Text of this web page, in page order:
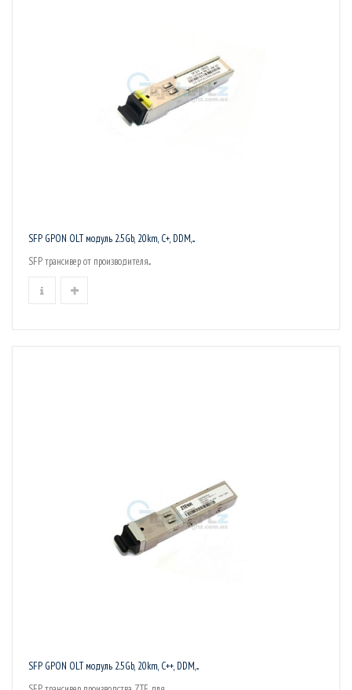
SFP GPON OLT модуль 2.5Gb, 20km, C+, DDM,...
SFP трансивер от производителя...
SFP GPON OLT модуль 2.5Gb, 20km, C++, DDM,...